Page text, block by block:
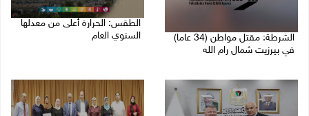
الشرطة: مقتل مواطن (34 عاما)
في بيرزيت شمال رام الله
الطقس: الحرارة أعلى من معدلها
السنوي العام